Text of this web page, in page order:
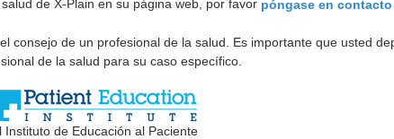
de X-Plain en su página web, por favor póngase en
consejo de un profesional de la salud. Es importante que usted
de la salud para su caso específico.
Instituto de Educación al Paciente